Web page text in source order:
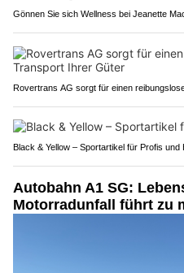
Gönnen Sie sich Wellness bei Jeanette
Rovertrans AG sorgt für einen
Black & Yellow – Sportartikel für Profis und
Autobahn A1 SG:
Motorradunfall führt zu